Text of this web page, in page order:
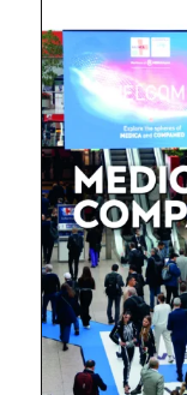
Mit
jede
E-
Mail
(erforderlich)